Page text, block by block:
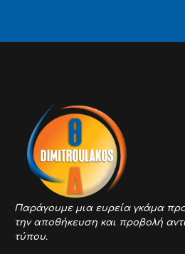
Παράγουμε μια ευρεία γκάμα
την αποθήκευση και προβολή
τύπου.